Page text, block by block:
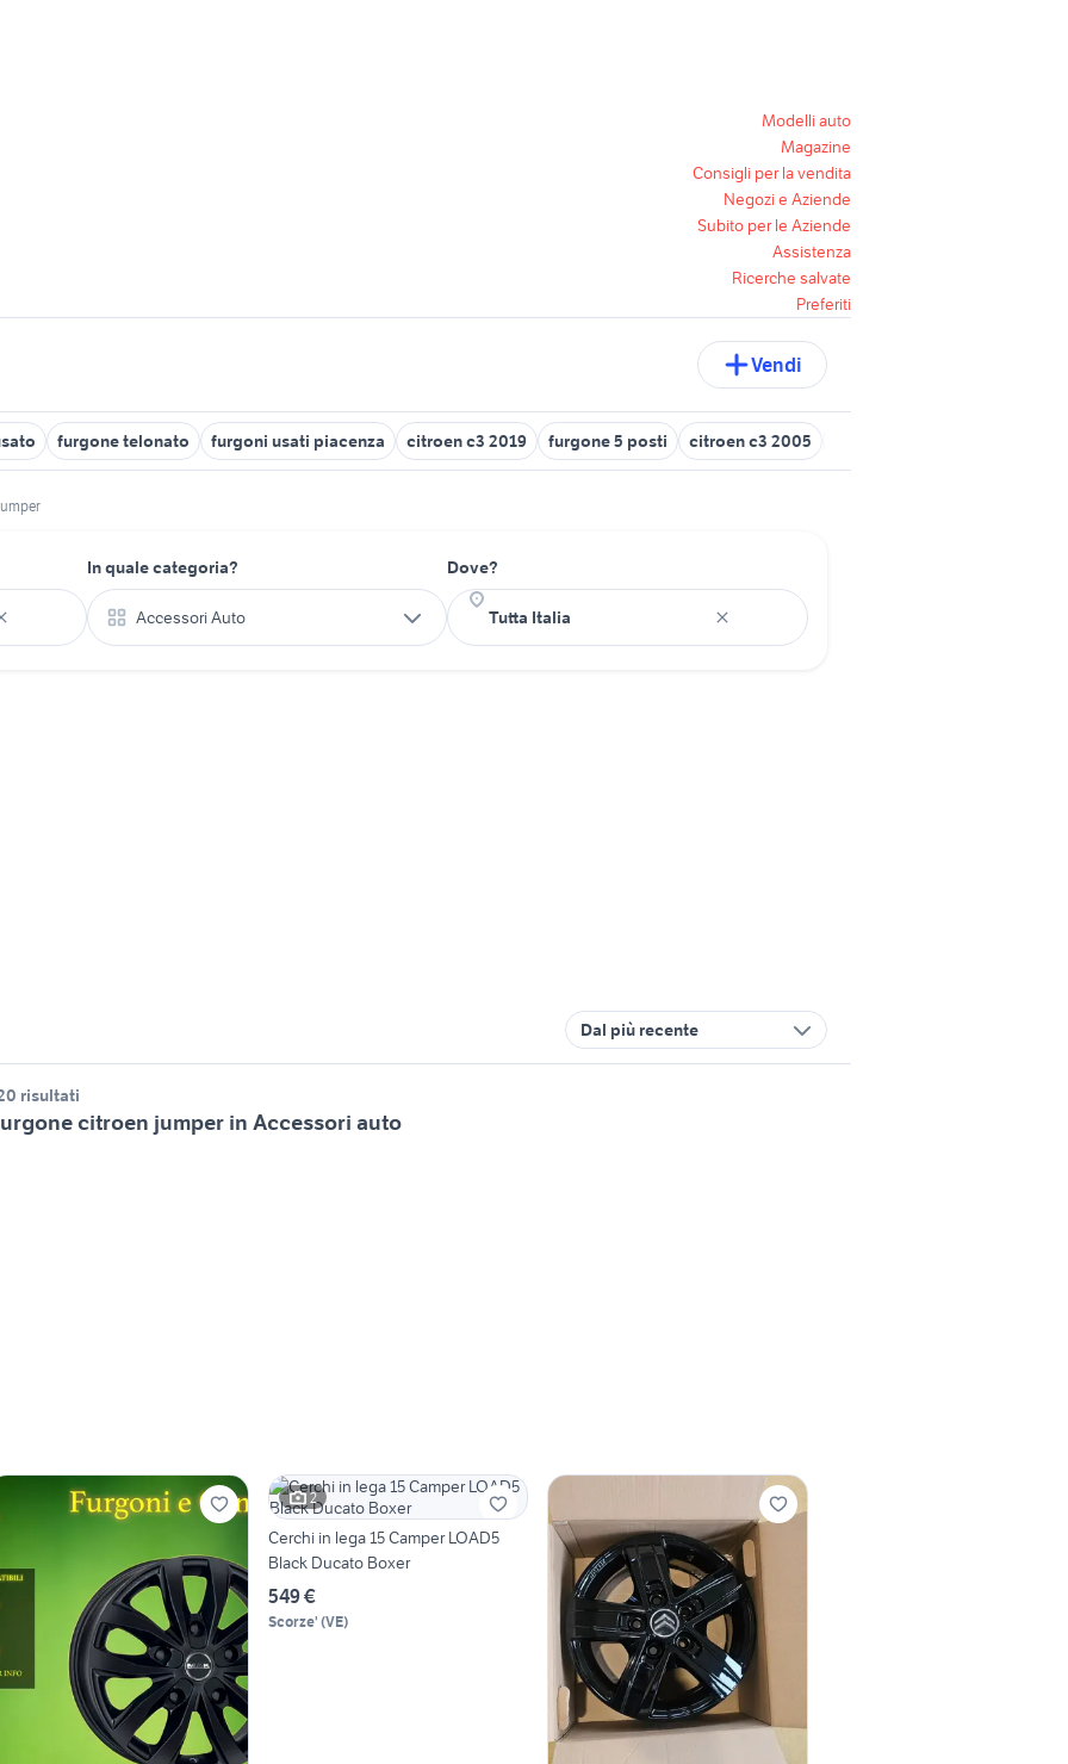
Modelli auto
Magazine
Consigli per la vendita
Negozi e Aziende
Subito per le Aziende
Assistenza
Ricerche salvate
Preferiti
Vendi
furgone telonato furgoni usati piacenza citroen c3 2019 furgone 5 posti citroen c3 2005
In quale categoria?
Accessori Auto
Dove?
Dal più recente
risultati
citroen jumper in Accessori auto
2
Cerchi in lega 15 Camper LOAD5
Black Ducato Boxer
549 €
Scorze' (VE)